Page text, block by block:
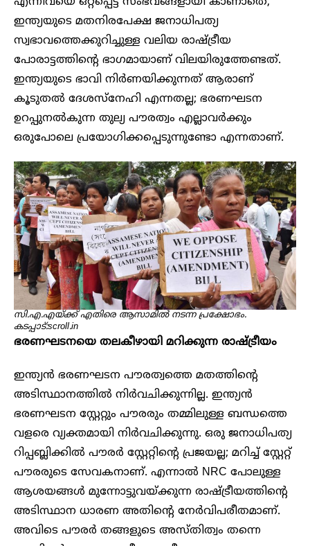
ഇന്ത്യയുടെ മതനിരപേക്ഷ ജനാധിപത്യ
സ്വഭാവത്തെക്കുറിച്ചുള്ള വലിയ രാഷ്ട്രീയ
പോരാട്ടത്തിന്റെ ഭാഗമായാണ് വിലയിരുത്തേണ്ടത്.
ഇന്ത്യയുടെ ഭാവി നിർണയിക്കുന്നത് ആരാണ്
കൂടുതൽ ദേശസ്നേഹി എന്നതല്ല; ഭരണഘടന
ഉറപ്പുനൽകുന്ന തുല്യ പൗരത്വം എല്ലാവർക്കും
ഒരുപോലെ പ്രയോഗിക്കപ്പെടുന്നുണ്ടോ എന്നതാണ്.
സി.എ.എയ്ക്ക് എതിരെ ആസാമിൽ നടന്ന പ്രക്ഷോഭം.
കടപ്പാട്:scroll.in
ഭരണഘടനയെ തലകീഴായി മറിക്കുന്ന രാഷ്ട്രീയം
ഇന്ത്യൻ ഭരണഘടന പൗരത്വത്തെ മതത്തിന്റെ
അടിസ്ഥാനത്തിൽ നിർവചിക്കുന്നില്ല. ഇന്ത്യൻ
ഭരണഘടന സ്റ്റേറ്റും പൗരരും തമ്മിലുള്ള ബന്ധത്തെ
വളരെ വ്യക്തമായി നിർവചിക്കുന്നു. ഒരു ജനാധിപത്യ
റിപ്പബ്ലിക്കിൽ പൗരർ സ്റ്റേറ്റിന്റെ പ്രജയല്ല; മറിച്ച് സ്റ്റേറ്റ്
പൗരരുടെ സേവകനാണ്. എന്നാൽ NRC പോലുള്ള
ആശയങ്ങൾ മുന്നോട്ടുവയ്ക്കുന്ന രാഷ്ട്രീയത്തിന്റെ
അടിസ്ഥാന ധാരണ അതിന്റെ നേർവിപരീതമാണ്.
അവിടെ പൗരർ തങ്ങളുടെ അസ്തിത്വം തന്നെ